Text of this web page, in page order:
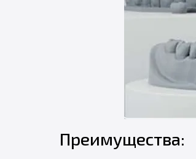
Преимущества: